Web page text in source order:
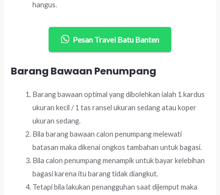
hangus.
Pesan Travel Batu Banten
Barang Bawaan Penumpang
Barang bawaan optimal yang dibolehkan ialah 1 kardus
ukuran kecil / 1 tas ransel ukuran sedang atau koper
ukuran sedang.
Bila barang bawaan calon penumpang melewati
batasan maka dikenai ongkos tambahan untuk bagasi.
Bila calon penumpang menampik untuk bayar kelebihan
bagasi karena itu barang tidak diangkut.
Tetapi bila lakukan penangguhan saat dijemput maka